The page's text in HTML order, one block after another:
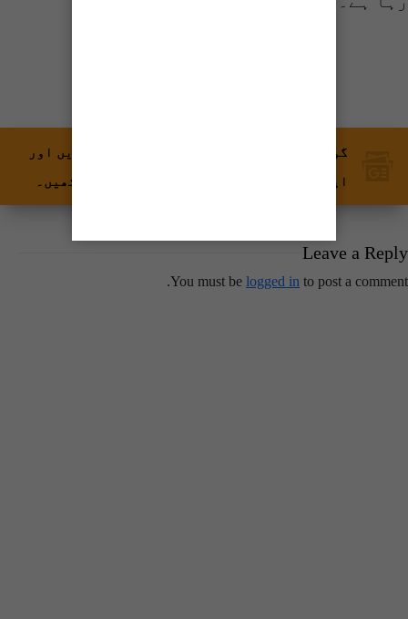
گوگل نیوز پر ٹائمز آف کراچی کو فالو کریں اور
اپنی پسندیدہ مواد کو زیادہ تیزی سے دیکھیں۔
Leave a Reply
You must be logged in to post a comment.